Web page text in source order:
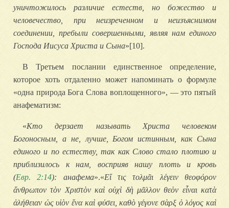
уничтожилось различие естеств, но божество и
человечество, при неизреченном и неизъяснимом
соединении, пребыли совершенными, являя нам единого
Господа Иисуса Христа и Сына»[10].
В Третьем послании единственное определение,
которое хоть отдаленно может напоминать о формуле
«одна природа Бога Слова воплощенного», — это пятый
анафематизм:
«Кто дерзает называть Христа человеком
Богоносным, а не, лучше, Богом истинным, как Сына
единого и по естеству, так как Слово стало плотию и
приблизилось к нам, восприяв нашу плоть и кровь
(Евр. 2:14): анафема».«Εἴ τις τολμᾶι λέγειν θεοφόρον
ἄνθρωπον τὸν Χριστὸν καὶ οὐχὶ δὴ μᾶλλον θεὸν εἶναι κατὰ
ἀλήθειαν ὡς υἱὸν ἕνα καὶ φύσει, καθὸ γέγονε σὰρξ ὁ λόγος καὶ